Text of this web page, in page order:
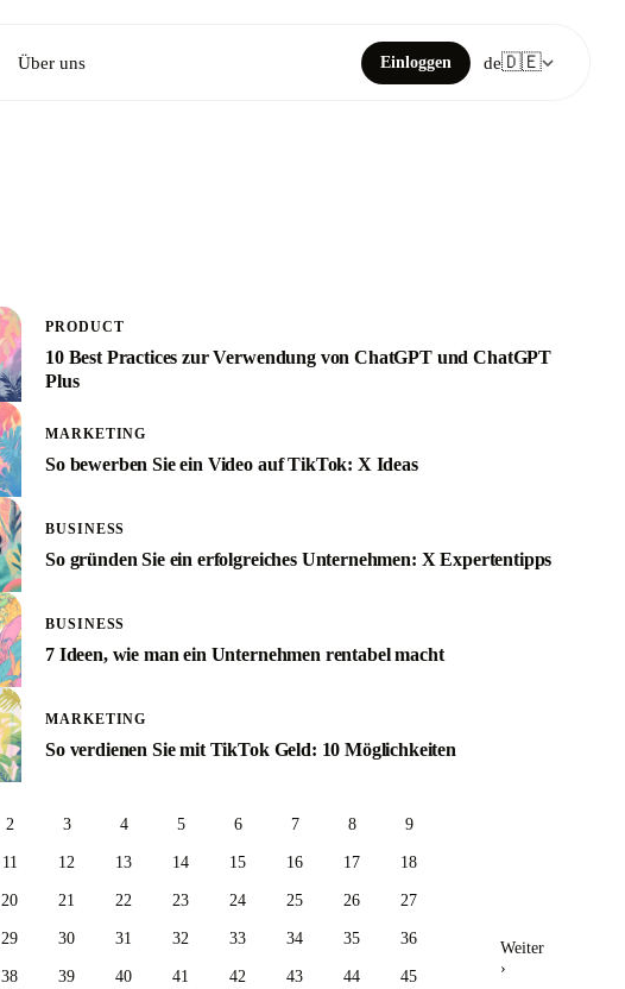
Über uns Einloggen de🇩🇪
PRODUCT
10 Best Practices zur Verwendung von ChatGPT und ChatGPT
Plus
MARKETING
So bewerben Sie ein Video auf TikTok: X Ideas
BUSINESS
So gründen Sie ein erfolgreiches Unternehmen: X Expertentipps
BUSINESS
7 Ideen, wie man ein Unternehmen rentabel macht
MARKETING
So verdienen Sie mit TikTok Geld: 10 Möglichkeiten
2 3 4 5 6 7 8 9
11 12 13 14 15 16 17 18
20 21 22 23 24 25 26 27
29 30 31 32 33 34 35 36
38 39 40 41 42 43 44 45
Weiter
›